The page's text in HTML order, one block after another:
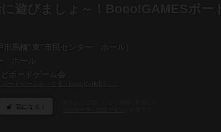
に遊びましょ～！Booo!GAMESボード
市馬橋"東"市民センター ホール）
ホール
ボードゲーム会
気になる！